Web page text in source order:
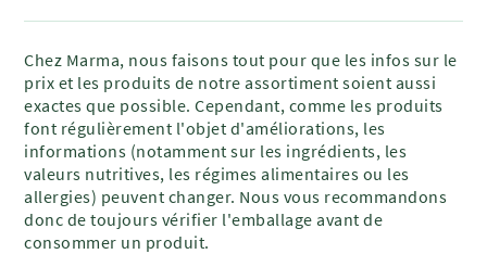
Chez Marma, nous faisons tout pour que les infos sur le
prix et les produits de notre assortiment soient aussi
exactes que possible. Cependant, comme les produits
font régulièrement l'objet d'améliorations, les
informations (notamment sur les ingrédients, les
valeurs nutritives, les régimes alimentaires ou les
allergies) peuvent changer. Nous vous recommandons
donc de toujours vérifier l'emballage avant de
consommer un produit.